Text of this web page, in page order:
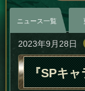
ニュース一覧
2023年9月28日
『SPキャ